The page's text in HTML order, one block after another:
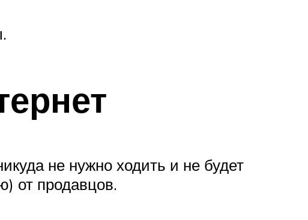
не нужно ходить и не будет
от продавцов.